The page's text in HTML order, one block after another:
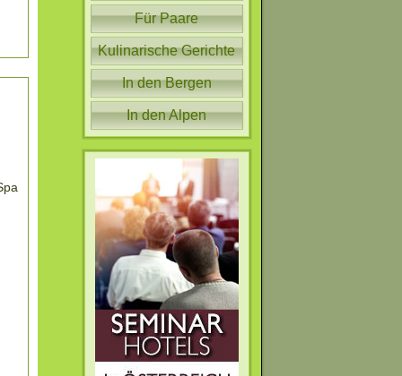
Für Paare
Kulinarische Gerichte
In den Bergen
In den Alpen